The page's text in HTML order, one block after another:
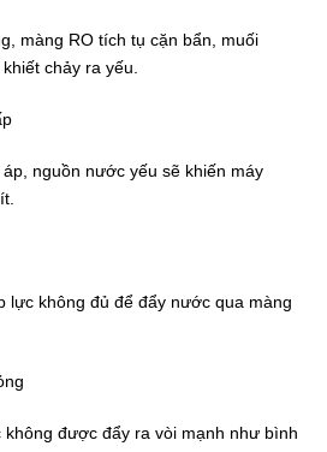
màng RO tích tụ cặn bẩn, muối
chảy ra yếu.
nguồn nước yếu sẽ khiến máy
lực không đủ để đẩy nước qua màng
được đẩy ra vòi mạnh như bình